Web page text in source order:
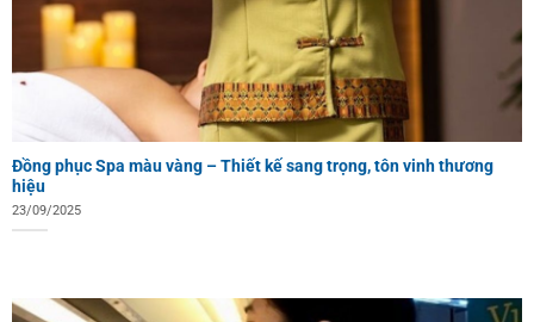
Đồng phục Spa màu vàng – Thiết kế sang trọng, tôn vinh thương
hiệu
23/09/2025